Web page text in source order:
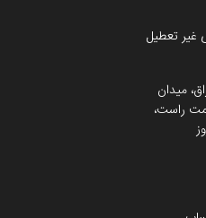
غیر تعطیل
میدان
راست،